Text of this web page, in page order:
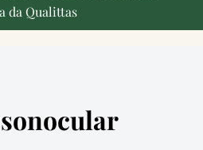
da Qualittas